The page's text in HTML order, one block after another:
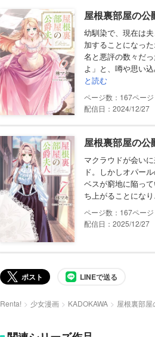
屋根裏部屋の公
幼馴染で、現在は
加することになっ
名と悪評の数々だ
よ」と、噂や思い
と読む
167
配信日：2024/12/27
屋根裏部屋の公
マクラウドが会い
ド。しかしオパー
ベスが窮地に陥っ
ち上がることにな
167
配信日：2025/12/27
ポスト LINEで送る
Renta! 少女漫画 KADOKAWA 屋根裏部屋